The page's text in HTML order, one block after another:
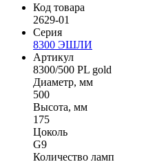
Код товара
2629-01
Серия
8300 ЭШЛИ
Артикул
8300/500 PL gold
Диаметр, мм
500
Высота, мм
175
Цоколь
G9
Количество ламп